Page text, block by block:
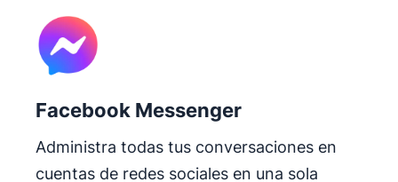
Facebook Messenger
Administra todas tus conversaciones en
cuentas de redes sociales en una sola